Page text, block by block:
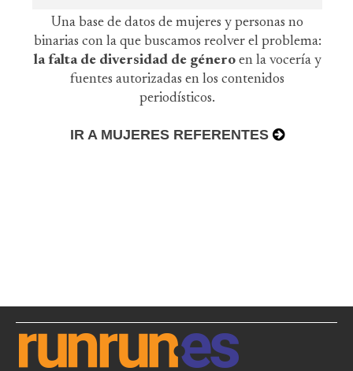
Una base de datos de mujeres y personas no
binarias con la que buscamos reolver el problema:
la falta de diversidad de género en la vocería y
fuentes autorizadas en los contenidos
periodísticos.
IR A MUJERES REFERENTES